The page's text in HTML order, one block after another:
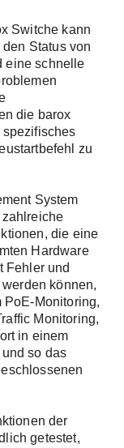
Switche kann
Status von
eine schnelle
die barox
zu
System
die eine
Hardware
Fehler und
können,
PoE-Monitoring,
Monitoring,
in einem
so das
der
getestet,
Newsletter
zu
und